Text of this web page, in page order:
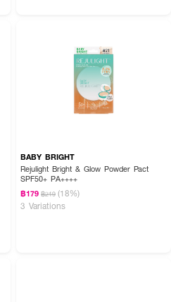
นเฉพาะจุด
BABY BRIGHT
Rejulight Bright & Glow Powder Pact
SPF50+ PA++++
฿179 ฿219 (18%)
3 Variations